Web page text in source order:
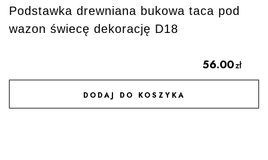
Podstawka drewniana bukowa taca pod
wazon świecę dekorację D18
56.00zł
DODAJ DO KOSZYKA
DODAJ DO ULUBIONYCH